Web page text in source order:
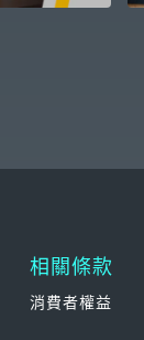
相關條款
消費者權益